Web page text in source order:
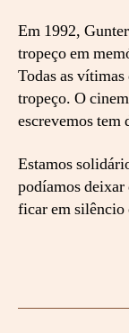
Em 1992,
tropeço em
Todas as
tropeço. O
escrevemos tem
Estamos
podíamos deixar
ficar em silêncio